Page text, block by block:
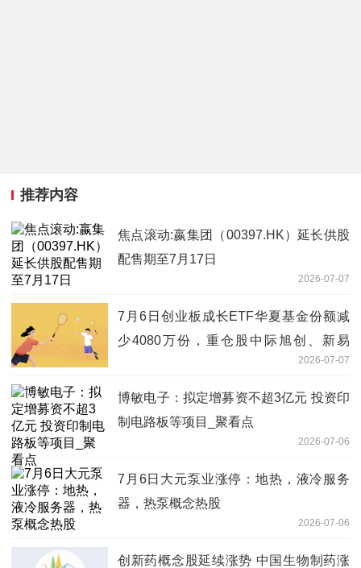
推荐内容
焦点滚动:嬴集团（00397.HK）延长供股
配售期至7月17日
2026-07-07
7月6日创业板成长ETF华夏基金份额减
少4080万份，重仓股中际旭创、新易
2026-07-07
博敏电子：拟定增募资不超3亿元 投资印
制电路板等项目_聚看点
2026-07-06
7月6日大元泵业涨停：地热，液冷服务
器，热泵概念热股
2026-07-06
创新药概念股延续涨势 中国生物制药涨